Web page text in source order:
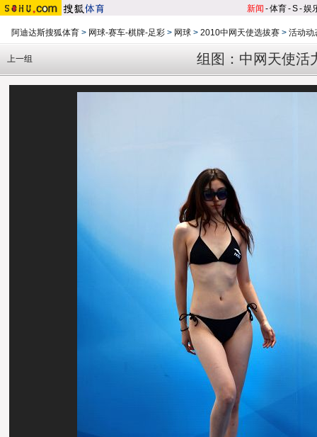
新闻 -体育-S-娱
阿迪达斯搜狐体育 > 网球-赛车-棋牌-足彩 > 网球 > 2010中网天使选拔赛 > 活动动
组图：中网天使活
上一组